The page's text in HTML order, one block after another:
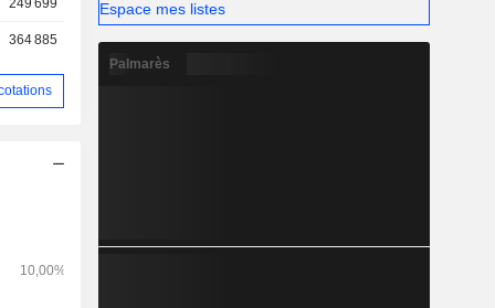
249 699
364 885
Espace mes listes
Palmarès